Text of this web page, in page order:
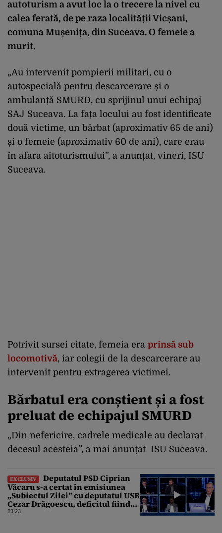
autoturism a avut loc la o trecere la nivel cu
calea ferată, de pe raza localității Vicșani,
comuna Mușenița, din Suceava. O femeie a
murit.
„Au intervenit pompierii militari, cu o
autospecială pentru descarcerare și o
ambulanță SMURD, cu sprijinul unui echipaj
SAJ Suceava. La fața locului au fost identificate
două victime, un bărbat (aproximativ 65 de ani)
și o femeie (aproximativ 60 de ani), care erau
în afara aitoturismului”, a anunțat, vineri, ISU
Suceava.
Potrivit sursei citate, femeia era prinsă sub
locomotivă, iar colegii de la descarcerare au
intervenit pentru extragerea victimei.
Bărbatul era conștient și a fost
preluat de echipajul SMURD
„Din nefericire, cadrele medicale au declarat
decesul acesteia”, a mai anunțat ISU Suceava.
EXCLUSIV
Deputatul PSD Ciprian
Văcaru s-a certat în emisiunea
„Subiectul Zilei” cu deputatul USR
Cezar Drăgoescu, deficitul fiind
motivul scandalului
23:23